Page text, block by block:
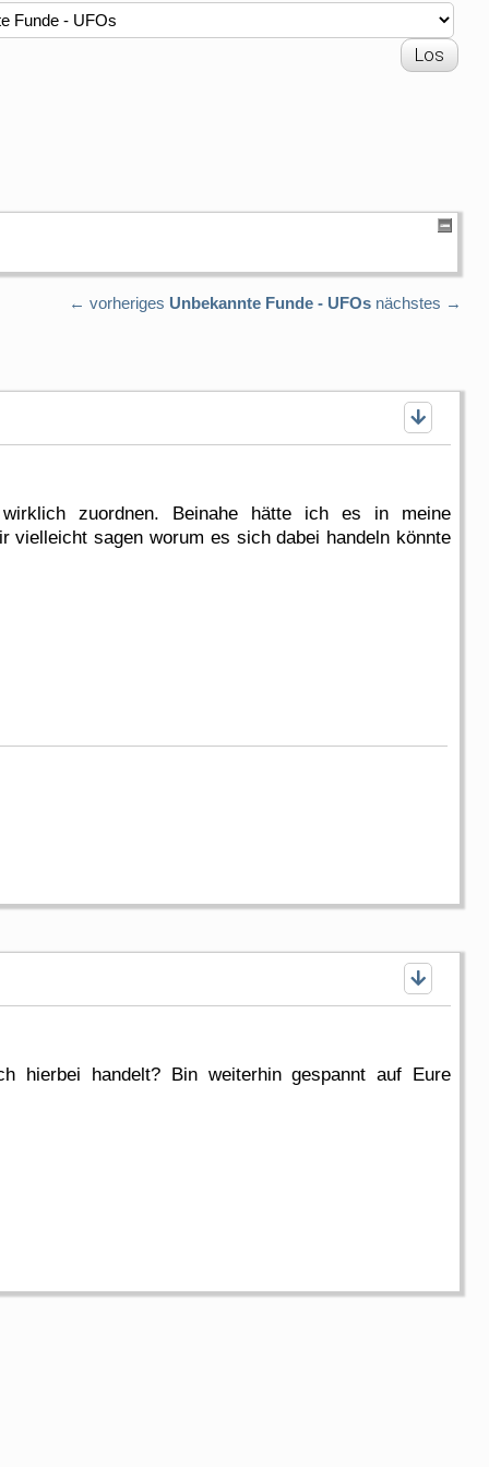
← vorheriges Unbekannte Funde - UFOs nächstes →
zuordnen. Beinahe hätte ich es in meine
sagen worum es sich dabei handeln könnte
handelt? Bin weiterhin gespannt auf Eure